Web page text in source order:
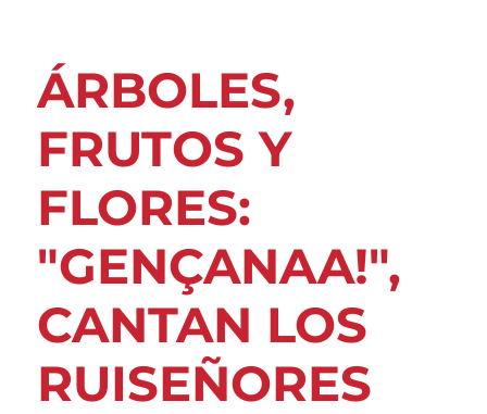
ÁRBOLES,
FRUTOS Y
FLORES:
"GENÇANAA!",
CANTAN LOS
RUISEÑORES